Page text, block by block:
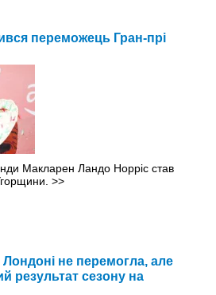
переможець Гран-прі
Макларен Ландо Норріс став
>>
не перемогла, але
результат сезону на